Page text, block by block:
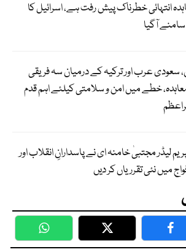
انتہائی خطرناک پیش رفت ہے، اسرائیل کا
آگیا
سعودی عرب اور ترکیہ کے درمیان سہ فریقی
خطے میں امن و سلامتی کیلئے اہم قدم
لیڈر مجتبیٰ خامنہ ای نے پاسدارانِ انقلاب اور
میں نئی تقرریاں کر دیں
WhatsApp Twitter